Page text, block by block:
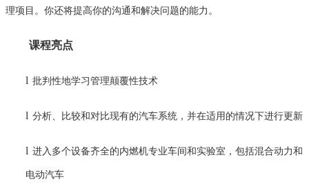
理项目。你还将提高你的沟通和解决问题的能力。
课程亮点
l 批判性地学习管理颠覆性技术
l 分析、比较和对比现有的汽车系统，并在适用的情况下进行更新
l 进入多个设备齐全的内燃机专业车间和实验室，包括混合动力和
电动汽车